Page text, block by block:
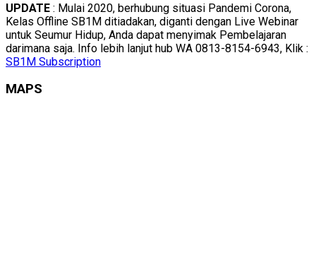
UPDATE : Mulai 2020, berhubung situasi Pandemi Corona,
Kelas Offline SB1M ditiadakan, diganti dengan Live Webinar
untuk Seumur Hidup, Anda dapat menyimak Pembelajaran
darimana saja. Info lebih lanjut hub WA 0813-8154-6943, Klik :
SB1M Subscription
MAPS